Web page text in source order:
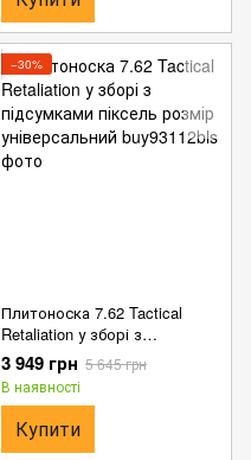
−30%
Плитоноска 7.62 Tactical
Retaliation у зборі з
підсумками піксель розмір
універсальний
3 949 грн 5 645 грн
В наявності
Купити